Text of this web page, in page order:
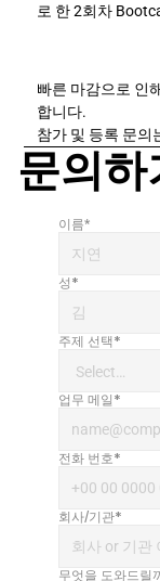
로 한 2회차
빠른 마감으로 인
합니다.
참가 및 등록 문의
문의하
이름*
성*
주제 선택*
업무 메일*
전화 번호*
회사/기관*
무엇을 도와드릴